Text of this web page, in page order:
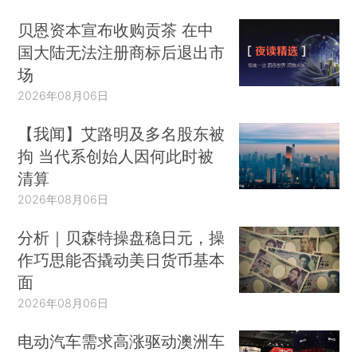
贝恩资本宣布收购贡茶 在中
国大陆无法注册商标后退出市
场
2026年08月06日
【我闻】艾路明及多名股东被
拘 当代系创始人因何此时被
清算
2026年08月06日
分析｜贝森特操盘稳日元，操
作巧思能否撬动美日货币基本
面
2026年08月06日
电动汽车需求高涨驱动澳洲车